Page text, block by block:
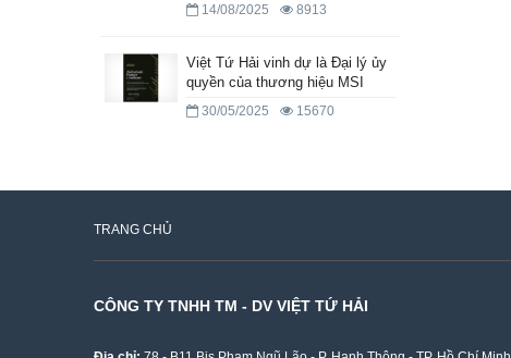
14/08/2025 8913
Việt Tứ Hải vinh dự là Đại lý ủy
quyền của thương hiệu MSI
30/05/2025 15670
TRANG CHỦ
CÔNG TY TNHH TM - DV VIỆT TỨ HẢI